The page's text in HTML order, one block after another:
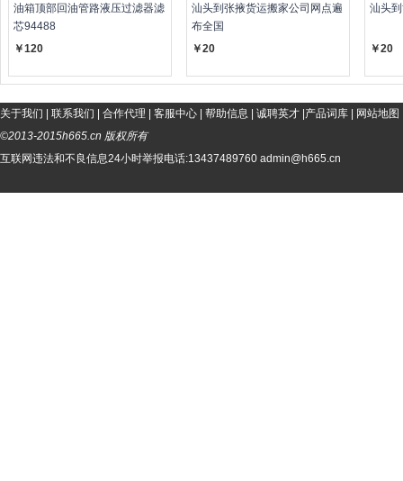
油箱顶部回油管路液压过滤器滤
芯94488
￥120
汕头到张掖货运搬家公司网点遍
布全国
￥20
汕头
￥20
关于我们 联系我们 合作代理 客服中心 帮助信息 诚聘英才 产品词库 网站地图
©2013-2015h665.cn 版权所有
互联网违法和不良信息24小时举报电话:13437489760 admin@h665.cn